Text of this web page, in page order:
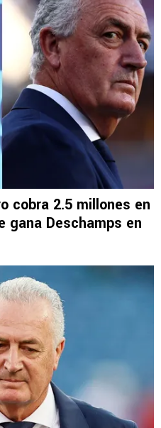
cobra 2.5 millones en
gana Deschamps en